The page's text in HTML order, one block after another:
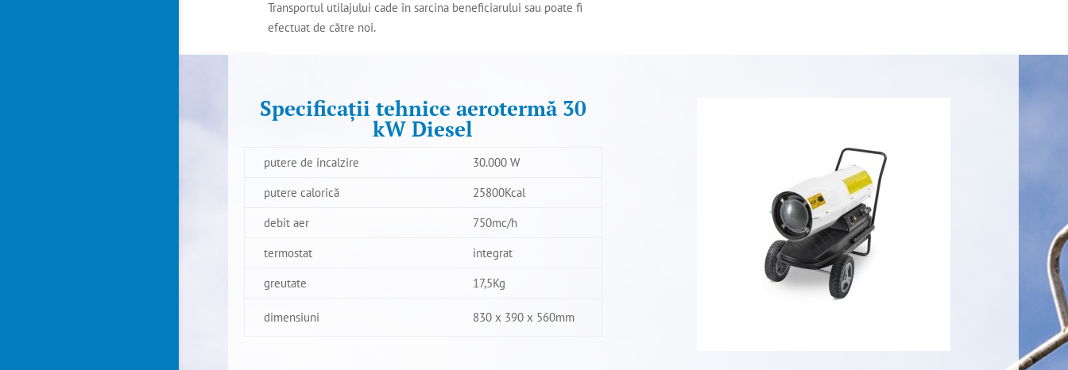
Transportul utilajului cade în sarcina beneficiarului sau poate fi
efectuat de către noi.
Specificații tehnice aerotermă 30
kW Diesel
putere de incalzire
30.000 W
putere calorică
25800Kcal
debit aer
750mc/h
termostat
integrat
greutate
17,5Kg
dimensiuni 830 x 390 x 560mm